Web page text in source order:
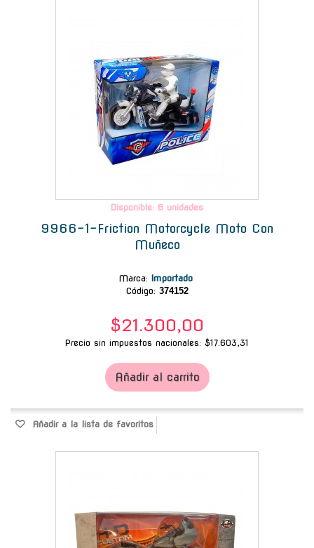
Disponible: 6 unidades
9966-1-Friction Motorcycle Moto Con
Muñeco
Marca: Importado
Código: 374152
$21.300,00
Precio sin impuestos nacionales: $17.603,31
Añadir al carrito
Añadir a la lista de favoritos